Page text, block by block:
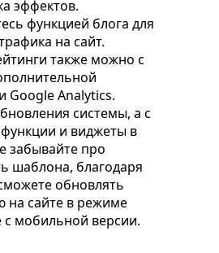
эффектов.
функцией блога для
на сайт.
также можно с
Google Analytics.
системы, а с
и виджеты в
забывайте про
шаблона, благодаря
обновлять
сайте в режиме
мобильной версии.